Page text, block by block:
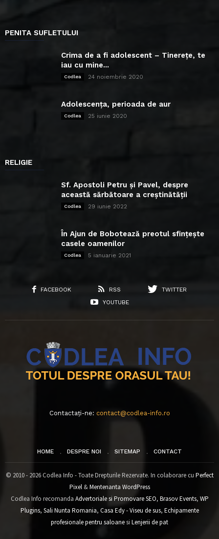
PENITA SUFLETULUI
Crima de a fi adolescent – Tinerețe, te
iau cu mine...
Codlea 24 noiembrie 2020
Adolescența, perioada de aur
Codlea 25 iunie 2020
RELIGIE
Sf. Apostoli Petru și Pavel, despre
această sărbătoare a creștinătății
Codlea 29 iunie 2022
În Ajun de Bobotează preotul sfințește
casele oamenilor
Codlea 5 ianuarie 2021
FACEBOOK RSS
TWITTER
YOUTUBE
Contactați-ne: contact@codlea-info.ro
HOME DESPRE NOI SITEMAP CONTACT
© 2010 - 2026 Codlea Info - Toate Drepturile Rezervate. In colaborare cu Perfect
Pixel&Mentenanta WordPress
Codlea Info recomanda Advertoriale si Promovare SEO, Brasov Events, WP
Plugins, Sali Nunta Romania, Casa Edy - Viseu de sus, Echipamente
profesionale pentru saloanesi Lenjerii de pat